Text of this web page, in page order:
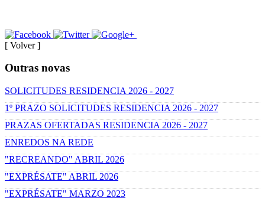
[ Volver ]
Outras novas
SOLICITUDES RESIDENCIA 2026 - 2027
1º PRAZO SOLICITUDES RESIDENCIA 2026 - 2027
PRAZAS OFERTADAS RESIDENCIA 2026 - 2027
ENREDOS NA REDE
"RECREANDO" ABRIL 2026
"EXPRÉSATE" ABRIL 2026
"EXPRÉSATE" MARZO 2023